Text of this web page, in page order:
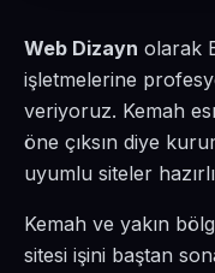
Web Dizayn olarak
işletmelerine
veriyoruz. Kemah
öne çıksın diye
uyumlu siteler
Kemah ve yakın
sitesi işini baştan